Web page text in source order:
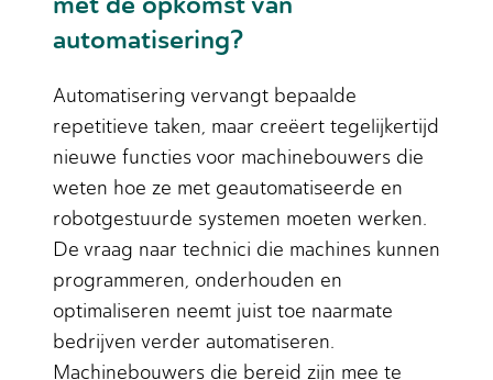
automatisering?
Automatisering vervangt bepaalde
repetitieve taken, maar creëert tegelijkertijd
nieuwe functies voor machinebouwers die
weten hoe ze met geautomatiseerde en
robotgestuurde systemen moeten werken.
De vraag naar technici die machines kunnen
programmeren, onderhouden en
optimaliseren neemt juist toe naarmate
bedrijven verder automatiseren.
Machinebouwers die bereid zijn mee te